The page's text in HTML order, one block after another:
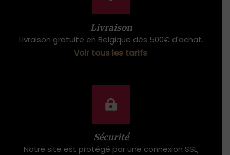
Livraison
Livraison gratuite en Belgique dès 500€ d'achat.
Voir tous les tarifs.
Sécurité
Notre site est protégé par une connexion SSL,